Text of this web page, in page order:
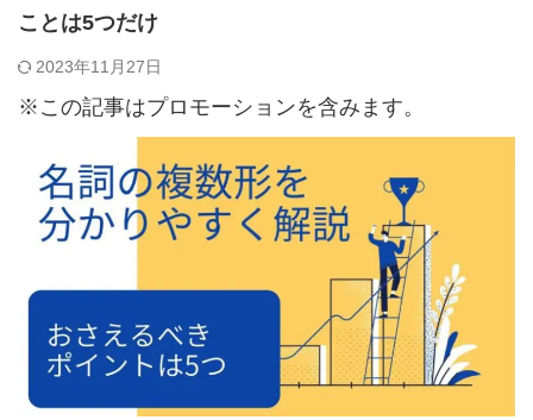
ことは5つだけ
2023年11月27日
※この記事はプロモーションを含みます。